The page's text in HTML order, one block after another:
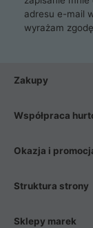
adresu e-mail
wyrażam
Zakupy
Współpraca
Okazja i
Struktura strony
Sklepy marek